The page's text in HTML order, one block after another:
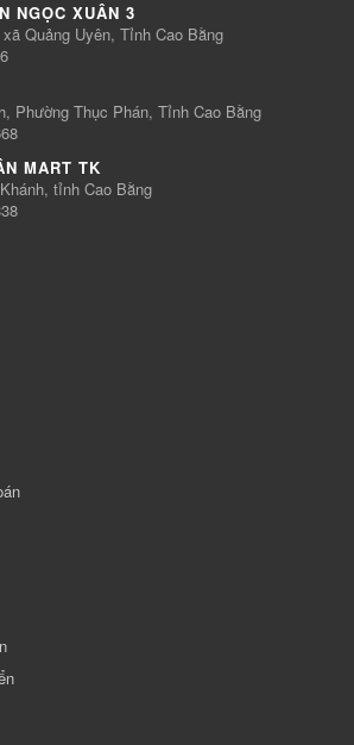
NGỌC XUÂN 3
Quảng Uyên, Tỉnh Cao Bằng
Phường Thục Phán, Tỉnh Cao Bằng
MART TK
tỉnh Cao Bằng